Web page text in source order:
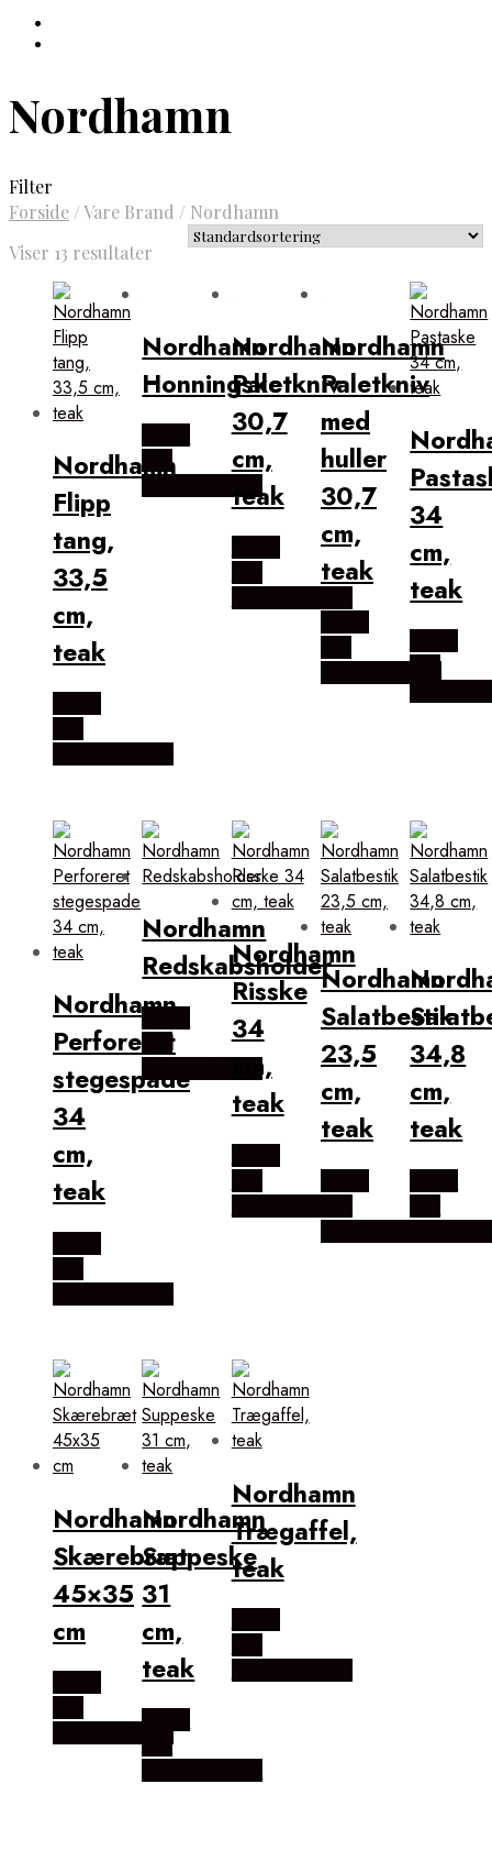
Nordhamn
Filter
Forside /Vare Brand / Nordhamn
Viser 13 resultater
Nordhamn
Flipp
tang,
33,5
cm,
teak
Nordhamn
Honningske
Hos
Nordhamn
Paletkniv
30,7
cm,
teak
Nordhamn
Paletkniv
med
huller
30,7
cm,
teak
34
cm,
teak
Hos
Nordhamn
Perforeret
stegespade
34
cm,
teak
Nordhamn
Redskabsholder
Hos
KitchenOne.dk
Nordhamn
Risske
34
cm,
teak
Nordhamn
Salatbestik
23,5
cm,
teak
34,8
cm,
teak
Nordhamn
Skærebræt
45×35
cm
Nordhamn
Suppeske
31
cm,
teak
Hos
Nordhamn
Trægaffel,
teak